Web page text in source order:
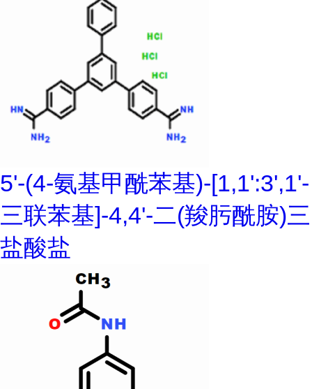
5'-(4-氨基甲酰苯基)-[1,1':3',1'-
三联苯基]-4,4'-二(羧肟酰胺)三
盐酸盐